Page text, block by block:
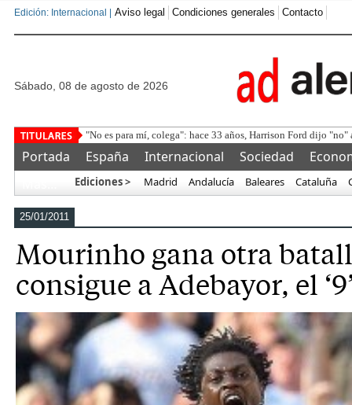
Edición: Internacional | Aviso legal Condiciones generales Contacto
sábado, 08 de agosto de 2026
L
Portada España Internacional Sociedad
Ediciones > Madrid Andalucía Baleares Cataluña
25/01/2011
Mourinho gana otra
consigue a Adebayor, el